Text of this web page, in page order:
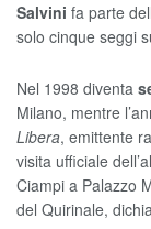
Salvini fa parte
solo cinque seggi
Nel 1998 diventa
Milano, mentre
Libera, emittente
visita ufficiale
Ciampi a Palazzo
del Quirinale,